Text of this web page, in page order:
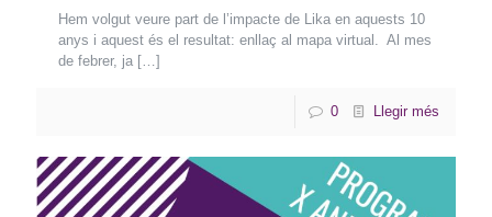
Hem volgut veure part de l’impacte de Lika en aquests 10
anys i aquest és el resultat: enllaç al mapa virtual. Al mes
de febrer, ja […]
0 Llegir més